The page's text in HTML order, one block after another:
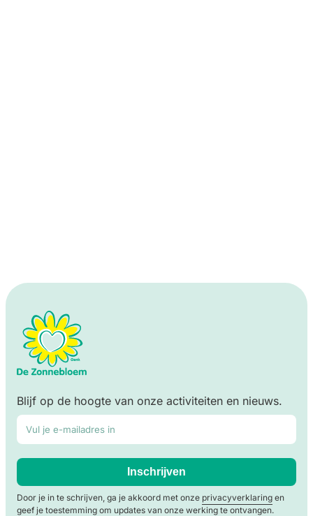
Blijf op de hoogte van onze activiteiten en nieuws.
E-mailadres*
Inschrijven
Door je in te schrijven, ga je akkoord met onze privacyverklaring en
geef je toestemming om updates van onze werking te ontvangen.